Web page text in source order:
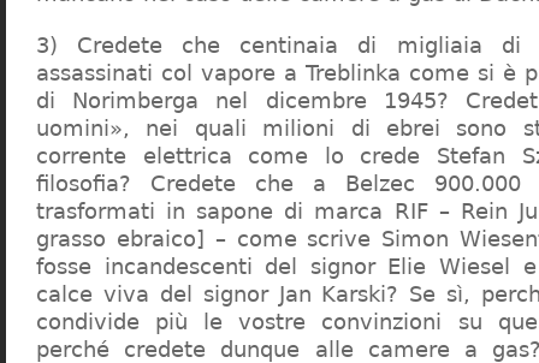
3) Credete che centinaia di migliaia di
assassinati col vapore a Treblinka come si è
di Norimberga nel dicembre 1945?
uomini», nei quali milioni di ebrei sono
corrente elettrica come lo crede Stefan
filosofia? Credete che a Belzec
trasformati in sapone di marca RIF – Rein
grasso ebraico] – come scrive Simon
fosse incandescenti del signor Elie Wiesel
calce viva del signor Jan Karski? Se sì,
condivide più le vostre convinzioni su
perché credete dunque alle camere a